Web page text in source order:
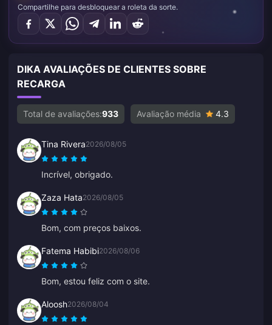
Compartilhe para desbloquear a roleta da sorte.
DIKA AVALIAÇÕES DE CLIENTES SOBRE
RECARGA
Total de avaliações:933 Avaliação média 4.3
Tina Rivera2026/08/05
Incrível, obrigado.
Zaza Hata2026/08/05
Bom, com preços baixos.
Fatema Habibi2026/08/06
Bom, estou feliz com o site.
Aloosh2026/08/04